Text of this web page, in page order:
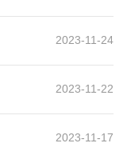
2023-11-24
2023-11-22
2023-11-17